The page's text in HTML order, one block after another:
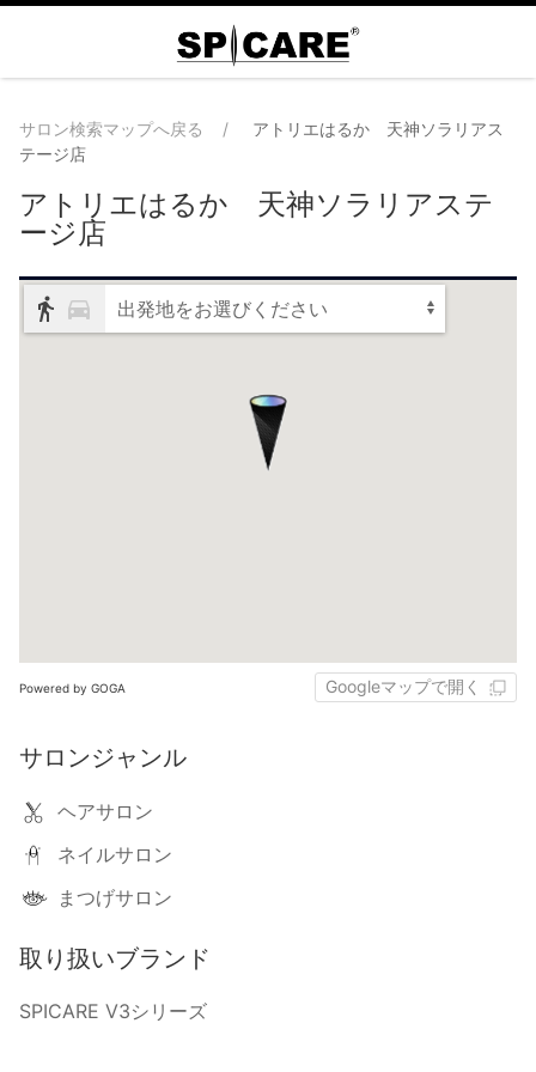
サロン検索マップへ戻る
アトリエはるか 天神ソラリアス
テージ店
アトリエはるか 天神ソラリアステ
ージ店
出発地をお選びください
Powered by GOGA Googleマップで開く
サロンジャンル
ヘアサロン
ネイルサロン
まつげサロン
取り扱いブランド
SPICARE V3シリーズ